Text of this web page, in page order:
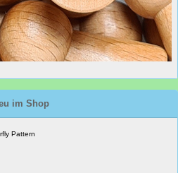
im Shop
Pattern